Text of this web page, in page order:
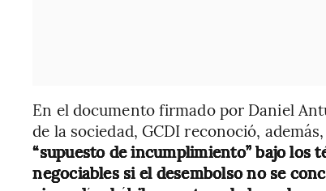
En el documento firmado por Daniel
de la sociedad, GCDI reconoció,
“supuesto de incumplimiento” bajo los
negociables si el desembolso no se